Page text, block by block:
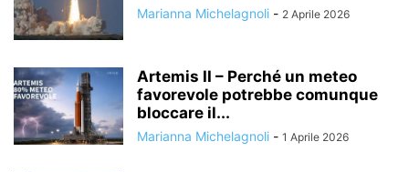
Marianna Michelagnoli - 2 Aprile 2026
Artemis II – Perché un meteo
favorevole potrebbe comunque
bloccare il...
Marianna Michelagnoli - 1 Aprile 2026